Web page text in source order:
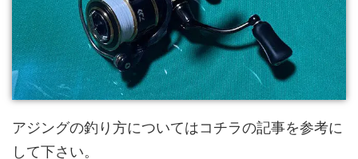
アジングの釣り方についてはコチラの記事を参考に
して下さい。